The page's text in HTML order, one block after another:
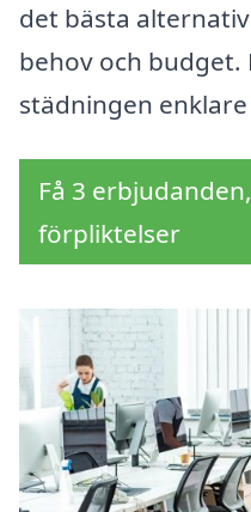
det bästa
behov och budget.
städningen
Få 3
förpliktelser